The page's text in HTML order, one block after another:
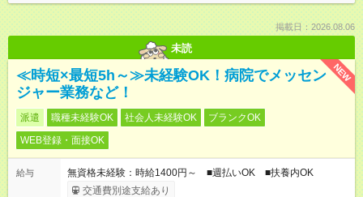
掲載日：2026.08.06
未読
NEW
≪時短×最短5h～≫未経験OK！病院でメッセン
ジャー業務など！
派遣 職種未経験OK 社会人未経験OK
ブランクOK
WEB登録・面接OK
給与
無資格未経験：時給1400円～ ■週払いOK ■扶養内OK
交通費別途支給あり